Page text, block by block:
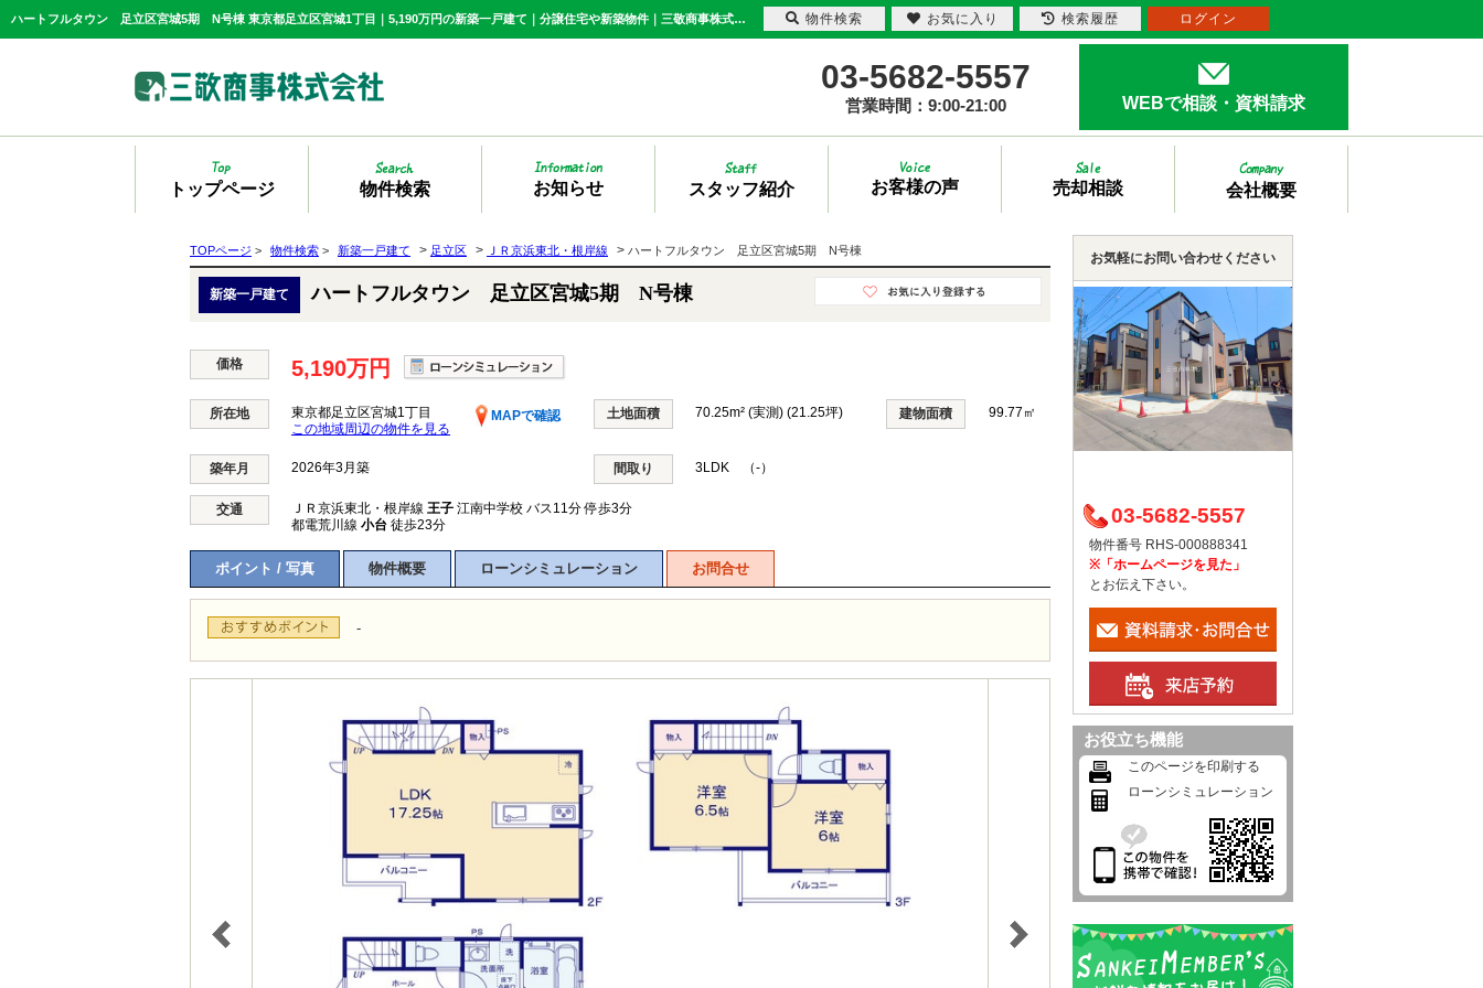
ハートフルタウン 足立区宮城5期 N号棟 東京都足立区宮城1丁目｜5,190万円の新築一戸建て｜分譲住宅や新築物件｜三敬商事株式会社(サンケイ商事)
03-5682-5557
営業時間：9:00-21:00 WEBで相談・資料請求
トップページ 物件検索 お知らせ スタッフ紹介 お客様の声 売却相談 会社概要
TOPページ > 物件検索 > 新築一戸建て > 足立区 > ＪＲ京浜東北・根岸線 > ハートフルタウン 足立区宮城5期 N号棟
新築一戸建て ハートフルタウン 足立区宮城5期 N号棟
価格 5,190万円
所在地 東京都足立区宮城1丁目
MAPで確認
この地域周辺の物件を見る
土地面積 70.25m² (実測) (21.25坪) 建物面積 99.77㎡
築年月 2026年3月築 間取り 3LDK （-）
交通 ＪＲ京浜東北・根岸線 王子 江南中学校 バス11分 停歩3分
都電荒川線 小台 徒歩23分
ポイント / 写真 物件概要 ローンシミュレーション お問合せ
-
お気軽にお問い合わせください
03-5682-5557
物件番号 RHS-000888341
※「ホームページを見た」
とお伝え下さい。
お役立ち機能
このページを印刷する
ローンシミュレーション
物件検索 お気に入り 検索履歴 ログイン